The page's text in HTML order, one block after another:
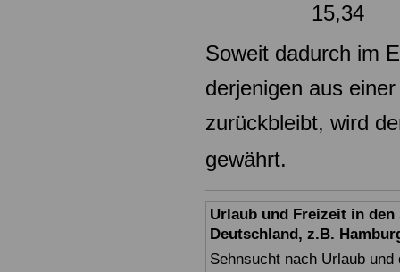
15,34
Soweit dadurch im
derjenigen aus
zurückbleibt, wird
gewährt.
Urlaub und Freizeit in
Deutschland, z.B.
Sehnsucht nach Urlaub